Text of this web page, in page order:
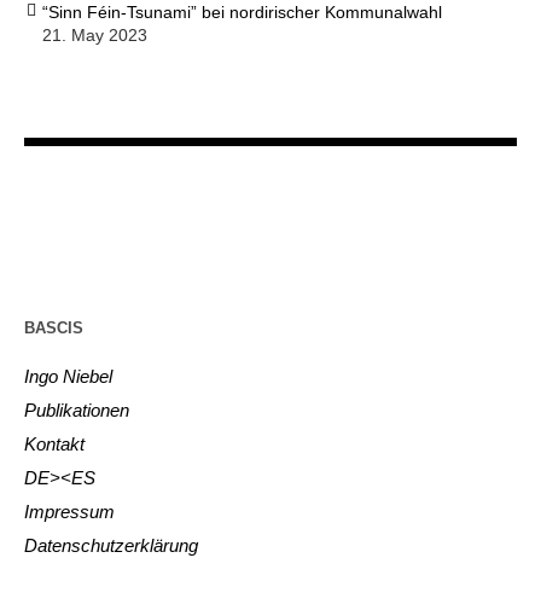
“Sinn Féin-Tsunami” bei nordirischer Kommunalwahl
21. May 2023
BASCIS
Ingo Niebel
Publikationen
Kontakt
DE><ES
Impressum
Datenschutzerklärung